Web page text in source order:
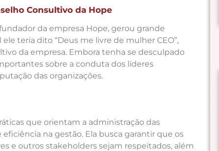
Consultivo da Hope
fundador da empresa Hope, gerou grande
teria dito “Deus me livre de mulher CEO”,
da empresa. Embora tenha se desculpado
sobre a conduta dos líderes
das organizações.
que orientam a administração das
na gestão. Ela busca garantir que os
e outros stakeholders sejam respeitados, além